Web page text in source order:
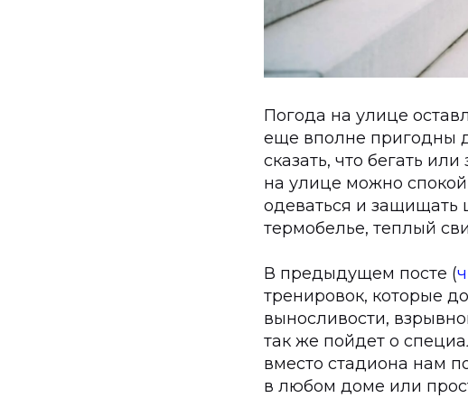
Погода на улице
еще вполне пригодны
сказать, что бегать
на улице можно
одеваться и
термобелье, теплый
В предыдущем посте (
тренировок, которые
выносливости,
так же пойдет о
вместо стадиона нам
в любом доме или